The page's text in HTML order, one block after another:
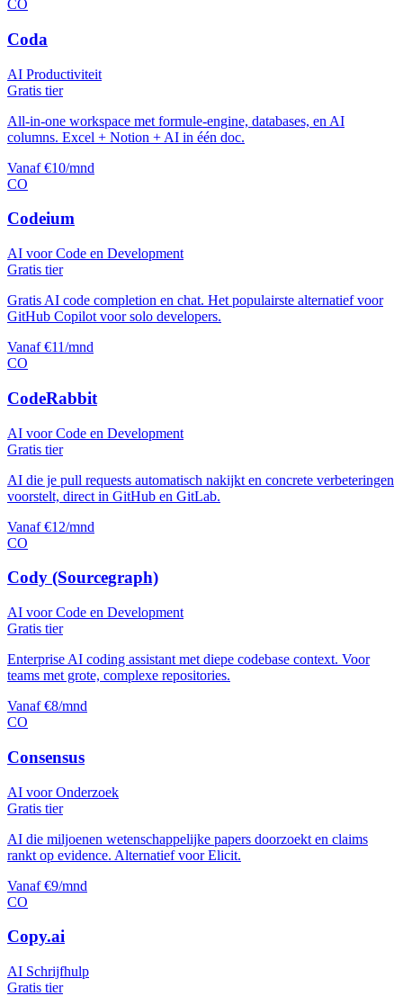
CO
Coda
AI Productiviteit
Gratis tier
All-in-one workspace met formule-engine, databases, en AI
columns. Excel + Notion + AI in één doc.
Vanaf €10/mnd
CO
Codeium
AI voor Code en Development
Gratis tier
Gratis AI code completion en chat. Het populairste alternatief voor
GitHub Copilot voor solo developers.
Vanaf €11/mnd
CO
CodeRabbit
AI voor Code en Development
Gratis tier
AI die je pull requests automatisch nakijkt en concrete verbeteringen
voorstelt, direct in GitHub en GitLab.
Vanaf €12/mnd
CO
Cody (Sourcegraph)
AI voor Code en Development
Gratis tier
Enterprise AI coding assistant met diepe codebase context. Voor
teams met grote, complexe repositories.
Vanaf €8/mnd
CO
Consensus
AI voor Onderzoek
Gratis tier
AI die miljoenen wetenschappelijke papers doorzoekt en claims
rankt op evidence. Alternatief voor Elicit.
Vanaf €9/mnd
CO
Copy.ai
AI Schrijfhulp
Gratis tier